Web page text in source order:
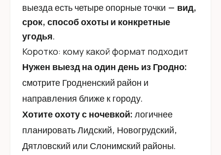
выезда есть четыре опорные точки — вид,
срок, способ охоты и конкретные
угодья.
Коротко: кому какой формат подходит
Нужен выезд на один день из Гродно:
смотрите Гродненский район и
направления ближе к городу.
Хотите охоту с ночевкой: логичнее
планировать Лидский, Новогрудский,
Дятловский или Слонимский районы.